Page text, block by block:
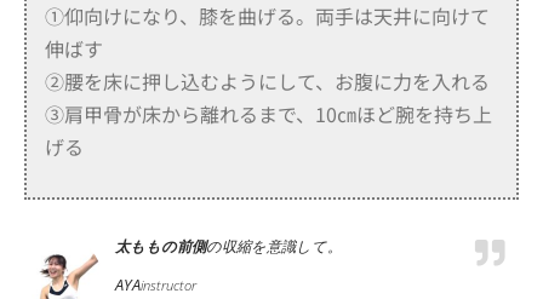
①仰向けになり、膝を曲げる。両手は天井に向けて
伸ばす
②腰を床に押し込むようにして、お腹に力を入れる
③肩甲骨が床から離れるまで、10㎝ほど腕を持ち上
げる
太ももの前側の収縮を意識して。
AYAinstructor